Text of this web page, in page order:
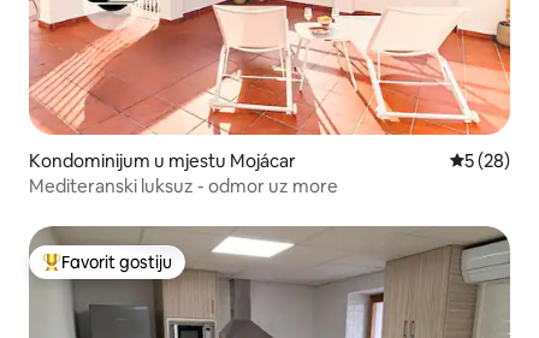
Kondominijum u mjestu Mojácar prosječna
5 (28)
Mediteranski luksuz - odmor uz more
Glavni favorit gostiju
Favorit gostiju